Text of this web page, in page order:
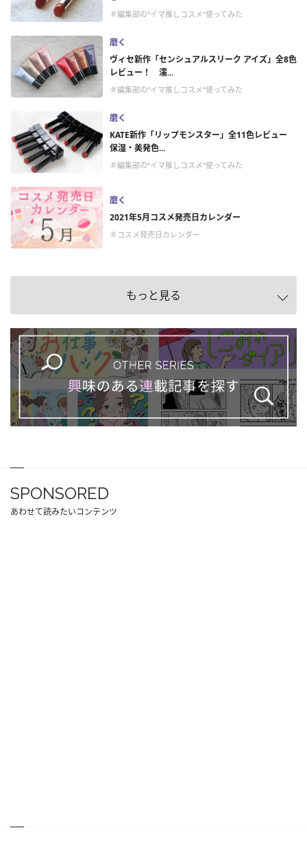
＃編集部の“イマ推しコスメ”使ってみた
磨く
ヴィセ新作「センシュアルスリーク アイズ」全8色
レビュー！ 濡...
＃編集部の“イマ推しコスメ”使ってみた
磨く
KATE新作「リップモンスター」全11色レビュー
保湿・美発色...
＃編集部の“イマ推しコスメ”使ってみた
磨く
2021年5月コスメ発売日カレンダー
＃コスメ発売日カレンダー
もっと見る
SPONSORED
あわせて読みたいコンテンツ